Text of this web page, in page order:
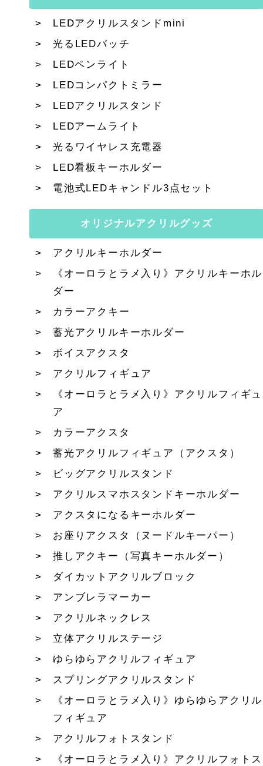
LEDアクリルスタンドmini
光るLEDバッチ
LEDペンライト
LEDコンパクトミラー
LEDアクリルスタンド
LEDアームライト
光るワイヤレス充電器
LED看板キーホルダー
電池式LEDキャンドル3点セット
オリジナルアクリルグッズ
アクリルキーホルダー
《オーロラとラメ入り》アクリルキーホル
ダー
カラーアクキー
蓄光アクリルキーホルダー
ボイスアクスタ
アクリルフィギュア
《オーロラとラメ入り》アクリルフィギュ
ア
カラーアクスタ
蓄光アクリルフィギュア（アクスタ）
ビッグアクリルスタンド
アクリルスマホスタンドキーホルダー
アクスタになるキーホルダー
お座りアクスタ（ヌードルキーパー）
推しアクキー（写真キーホルダー）
ダイカットアクリルブロック
アンブレラマーカー
アクリルネックレス
立体アクリルステージ
ゆらゆらアクリルフィギュア
スプリングアクリルスタンド
《オーロラとラメ入り》ゆらゆらアクリル
フィギュア
アクリルフォトスタンド
《オーロラとラメ入り》アクリルフォトス